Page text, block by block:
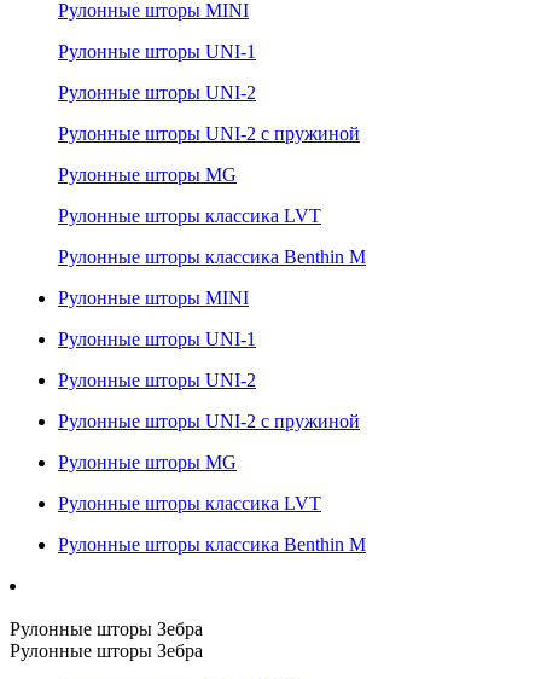
Рулонные шторы MINI
Рулонные шторы UNI-1
Рулонные шторы UNI-2
Рулонные шторы UNI-2 с пружиной
Рулонные шторы MG
Рулонные шторы классика LVT
Рулонные шторы классика Benthin M
Рулонные шторы MINI
Рулонные шторы UNI-1
Рулонные шторы UNI-2
Рулонные шторы UNI-2 с пружиной
Рулонные шторы MG
Рулонные шторы классика LVT
Рулонные шторы классика Benthin M
Рулонные шторы Зебра
Рулонные шторы Зебра